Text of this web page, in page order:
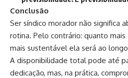
Conclusão
Ser síndico morador não significa
rotina. Pelo contrário: quanto
mais sustentável ela será ao
A disponibilidade total pode até
dedicação, mas, na prática,